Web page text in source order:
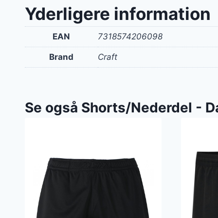
Yderligere information
EAN 7318574206098
Brand Craft
Se også Shorts/Nederdel -